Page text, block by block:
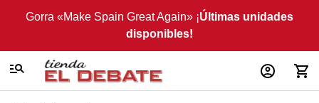
Gorra «Make Spain Great Again» ¡Últimas unidades
disponibles!